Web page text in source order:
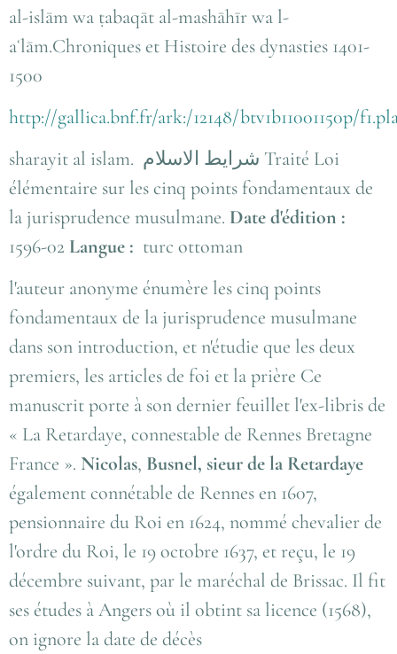
al-islām wa ṭabaqāt al-mashāhīr wa l-
aʿlām.Chroniques et Histoire des dynasties 1401-
1500
http://gallica.bnf.fr/ark:/12148/btv1b11001150p/
sharayit al islam. شرايط الاسلام Traité Loi
élémentaire sur les cinq points fondamentaux de
la jurisprudence musulmane. Date d'édition :
1596-02 Langue : turc ottoman
l'auteur anonyme énumère les cinq points
fondamentaux de la jurisprudence musulmane
dans son introduction, et n'étudie que les deux
premiers, les articles de foi et la prière Ce
manuscrit porte à son dernier feuillet l'ex-libris de
« La Retardaye, connestable de Rennes Bretagne
France ». Nicolas, Busnel, sieur de la Retardaye
également connétable de Rennes en 1607,
pensionnaire du Roi en 1624, nommé chevalier de
l'ordre du Roi, le 19 octobre 1637, et reçu, le 19
décembre suivant, par le maréchal de Brissac. Il fit
ses études à Angers où il obtint sa licence (1568),
on ignore la date de décès